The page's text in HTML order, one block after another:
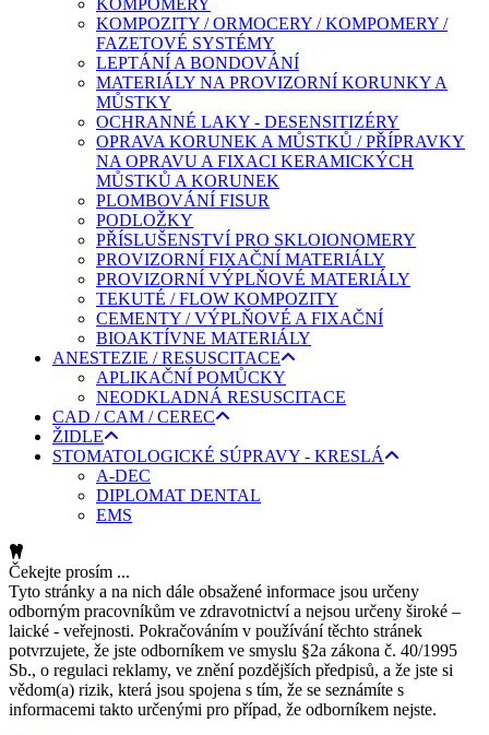
KOMPOMÉRY
KOMPOZITY / ORMOCERY / KOMPOMERY /
FAZETOVÉ SYSTÉMY
LEPTÁNÍ A BONDOVÁNÍ
MATERIÁLY NA PROVIZORNÍ KORUNKY A
MŮSTKY
OCHRANNÉ LAKY - DESENSITIZÉRY
OPRAVA KORUNEK A MŮSTKŮ / PŘÍPRAVKY
NA OPRAVU A FIXACI KERAMICKÝCH
MŮSTKŮ A KORUNEK
PLOMBOVÁNÍ FISUR
PODLOŽKY
PŘÍSLUŠENSTVÍ PRO SKLOIONOMERY
PROVIZORNÍ FIXAČNÍ MATERIÁLY
PROVIZORNÍ VÝPLŇOVÉ MATERIÁLY
TEKUTÉ / FLOW KOMPOZITY
CEMENTY / VÝPLŇOVÉ A FIXAČNÍ
BIOAKTÍVNE MATERIÁLY
ANESTEZIE / RESUSCITACE
APLIKAČNÍ POMŮCKY
NEODKLADNÁ RESUSCITACE
CAD / CAM / CEREC
ŽIDLE
STOMATOLOGICKÉ SÚPRAVY - KRESLÁ
A-DEC
DIPLOMAT DENTAL
EMS
Čekejte prosím ...
Tyto stránky a na nich dále obsažené informace jsou určeny
odborným pracovníkům ve zdravotnictví a nejsou určeny široké –
laické - veřejnosti. Pokračováním v používání těchto stránek
potvrzujete, že jste odborníkem ve smyslu §2a zákona č. 40/1995
Sb., o regulaci reklamy, ve znění pozdějších předpisů, a že jste si
vědom(a) rizik, která jsou spojena s tím, že se seznámíte s
informacemi takto určenými pro případ, že odborníkem nejste.